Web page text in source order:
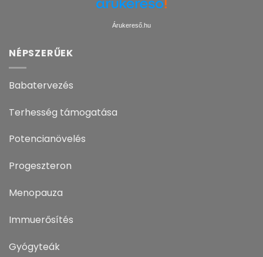
Árukereső.hu
NÉPSZERŰEK
Babatervezés
Terhesség támogatása
Potencianövelés
Progeszteron
Menopauza
Immuerősítés
Gyógyteák